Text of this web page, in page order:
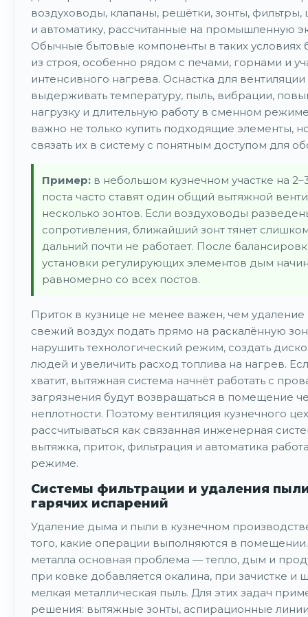
воздуховоды, клапаны, решётки, зонты,
и автоматику, рассчитанные на промышленную
Обычные бытовые компоненты в таких условиях
из строя, особенно рядом с печами, горнами и
интенсивного нагрева. Оснастка для
выдерживать температуру, пыль, вибрации,
нагрузку и длительную работу в сменном
важно не только купить подходящие элементы,
связать их в систему с понятным доступом для
Пример: в небольшом кузнечном участке на
поста часто ставят один общий вытяжной
несколько зонтов. Если воздуховоды
сопротивления, ближайший зонт тянет
дальний почти не работает. После
установки регулирующих элементов дым
равномерно со всех постов.
Приток в кузнице не менее важен, чем удаление
свежий воздух подать прямо на раскалённую
нарушить технологический режим, создать
людей и увеличить расход топлива на нагрев.
хватит, вытяжная система начнёт работать с
загрязнения будут возвращаться в помещение
неплотности. Поэтому вентиляция кузнечного
рассчитываться как связанная инженерная
вытяжка, приток, фильтрация и автоматика
режиме.
Системы фильтрации и удаления
гарячих испарений
Удаление дыма и пыли в кузнечном
того, какие операции выполняются в
металла основная проблема — тепло, дым и
при ковке добавляется окалина, при зачистке
мелкая металлическая пыль. Для этих задач
решения: вытяжные зонты, аспирационные